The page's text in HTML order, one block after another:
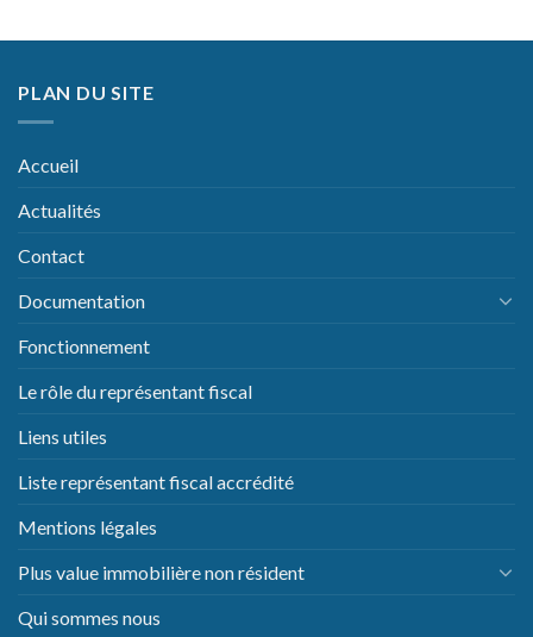
PLAN DU SITE
Accueil
Actualités
Contact
Documentation
Fonctionnement
Le rôle du représentant fiscal
Liens utiles
Liste représentant fiscal accrédité
Mentions légales
Plus value immobilière non résident
Qui sommes nous